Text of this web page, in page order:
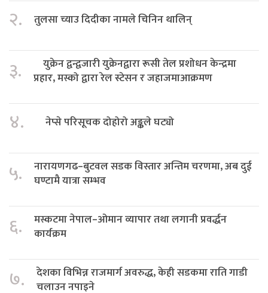
२. तुलसा च्याउ दिदीका नामले चिनिन थालिन्
३.
युक्रेन द्वन्द्वजारी युक्रेनद्वारा रूसी तेल प्रशोधन केन्द्रमा
प्रहार, मस्को द्वारा रेल स्टेसन र जहाजमाआक्रमण
४. नेप्से परिसूचक दोहोरो अङ्कले घट्यो
५.
नारायणगढ–बुटवल सडक विस्तार अन्तिम चरणमा, अब दुई
घण्टामै यात्रा सम्भव
६.
मस्कटमा नेपाल–ओमान व्यापार तथा लगानी प्रवर्द्धन
कार्यक्रम
७.
देशका विभिन्न राजमार्ग अवरुद्ध, केही सडकमा राति गाडी
चलाउन नपाइने